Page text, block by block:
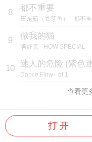
8 都不重要
庄东茹（豆芽鱼） - 都不
9 做我的猫
满舒克 - HOW SPECIAL
10 迷人的危险 (紫色
Dance Flow - df 1
查看更
打 开